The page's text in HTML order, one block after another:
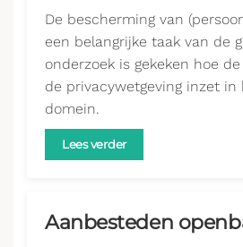
De bescherming van
een belangrijke taak van de
onderzoek is gekeken hoe
de privacywetgeving inzet in
domein.
Lees verder
Aanbesteden